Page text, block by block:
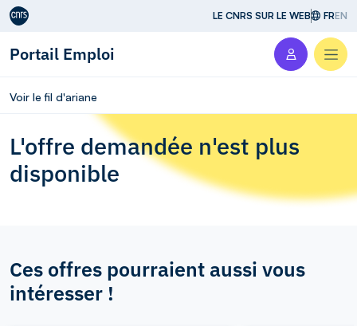
Aller au contenu LE CNRS SUR LE WEB FREN
Portail Emploi
Voir le fil d'ariane
L'offre demandée n'est plus
disponible
Ces offres pourraient aussi vous
intéresser !